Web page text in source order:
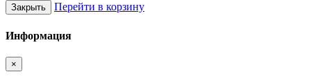
Закрыть Перейти в корзину
Информация
×